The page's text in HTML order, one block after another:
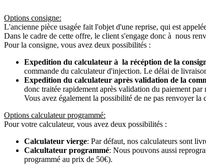
Options consigne:
L'ancienne pièce usagée fait l'objet d'une reprise, qui est
Dans le cadre de cette offre, le client s'engage donc à nous
Pour la consigne, vous avez deux possibilités :
Expedition du calculateur à la récéption de la
commande du calculateur d'injection. Le délai de
Expedition du calculateur après validation de la
donc traitée rapidement après validation du paiement par
Vous avez également la possibilité de ne pas renvoyer
Options calculateur programmé:
Pour votre calculateur, vous avez deux possibilités :
Calculateur vierge: Par défaut, nos calculateurs sont
Calcultateur programmé: Nous pouvons aussi
programmé au prix de 50€).